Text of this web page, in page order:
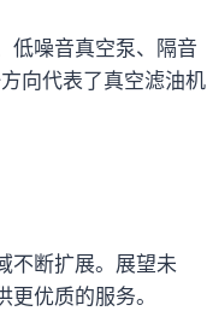
低噪音真空泵、隔音
向代表了真空滤油机
不断扩展。展望未
优质的服务。